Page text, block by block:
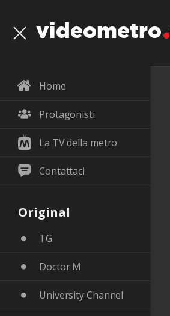
videometro
Home
Protagonisti
La TV della metro
Contattaci
Original
TG
Doctor M
University Channel